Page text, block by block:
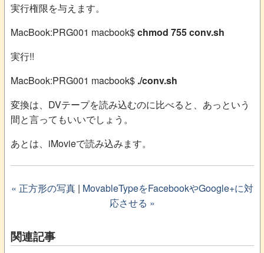
実行権限を与えます。
MacBook:PRG001 macbook$chmod 755 conv.sh
実行!!
MacBook:PRG001 macbook$ ./conv.sh
変換は、DVテープを読み込むのに比べると、あっという
間と言ってもいいでしょう。
あとは、iMovieで読み込みます。
« 正方形の写真| MovableTypeをFacebookやGoogle+に対
応させる »
関連記事